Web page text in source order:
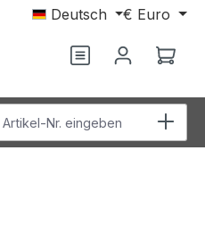
Deutsch € Euro
Du hast 0
Artikel-Nr. eingeben